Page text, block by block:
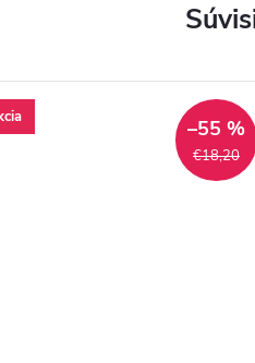
€18,20
–55 %